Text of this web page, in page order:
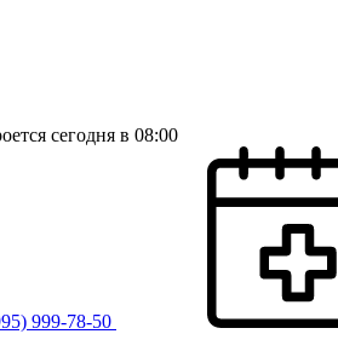
сегодня в 08:00
999-78-50